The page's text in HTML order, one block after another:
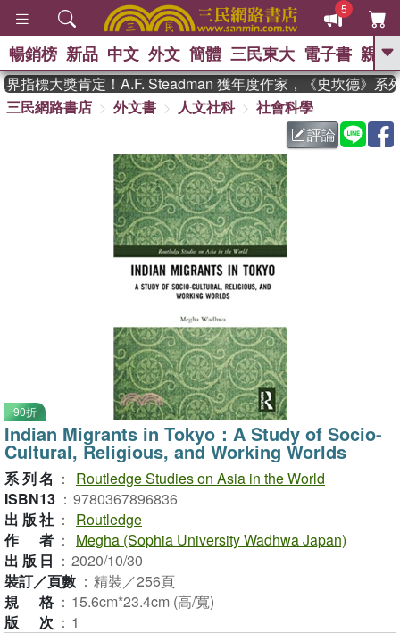
5
GO
熱搜： 東野圭吾 、 高希均教授回憶錄
父親節 、 如果歷
暑期推薦 、 國際布克
獎 臺灣漫遊錄 、 方念華
登輝時代 、 數學女孩：黎曼猜想
偉大的迷走神經
暢銷榜 新品 中文 外文 簡體 三民東大 電子書 親子
指標大獎肯定！A.F. Steadman 獲年度作家，《史坎德》系列
三民網路書店
外文書 人文社科
社會科學
評論
90折
Indian Migrants in Tokyo：A Study of Socio-
Cultural, Religious, and Working Worlds
系列名 ：
Routledge Studies on Asia in the World
ISBN13 ： 9780367896836
出版社 ：
Routledge
作者 ：
Megha (Sophia University Wadhwa Japan)
出版日 ： 2020/10/30
裝訂／頁數 ： 精裝／256頁
規格 ： 15.6cm*23.4cm (高/寬)
版次 ： 1